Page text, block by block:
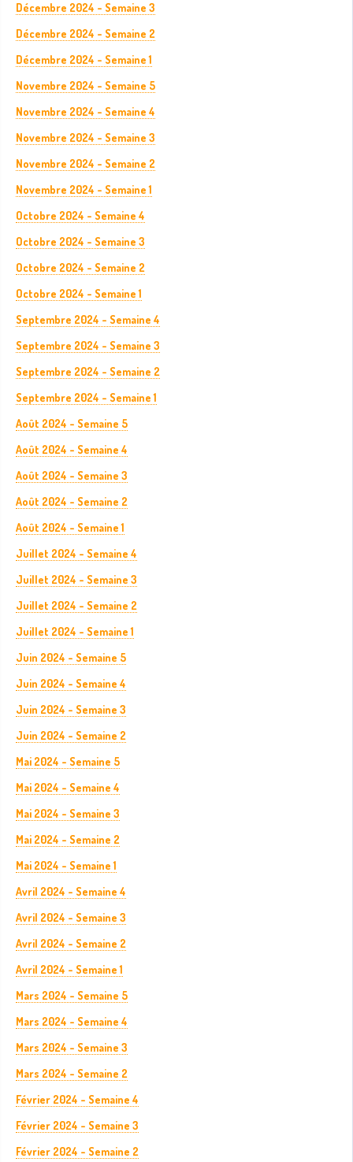
Décembre 2024 - Semaine 3
Décembre 2024 - Semaine 2
Décembre 2024 - Semaine 1
Novembre 2024 - Semaine 5
Novembre 2024 - Semaine 4
Novembre 2024 - Semaine 3
Novembre 2024 - Semaine 2
Novembre 2024 - Semaine 1
Octobre 2024 - Semaine 4
Octobre 2024 - Semaine 3
Octobre 2024 - Semaine 2
Octobre 2024 - Semaine 1
Septembre 2024 - Semaine 4
Septembre 2024 - Semaine 3
Septembre 2024 - Semaine 2
Septembre 2024 - Semaine 1
Août 2024 - Semaine 5
Août 2024 - Semaine 4
Août 2024 - Semaine 3
Août 2024 - Semaine 2
Août 2024 - Semaine 1
Juillet 2024 - Semaine 4
Juillet 2024 - Semaine 3
Juillet 2024 - Semaine 2
Juillet 2024 - Semaine 1
Juin 2024 - Semaine 5
Juin 2024 - Semaine 4
Juin 2024 - Semaine 3
Juin 2024 - Semaine 2
Mai 2024 - Semaine 5
Mai 2024 - Semaine 4
Mai 2024 - Semaine 3
Mai 2024 - Semaine 2
Mai 2024 - Semaine 1
Avril 2024 - Semaine 4
Avril 2024 - Semaine 3
Avril 2024 - Semaine 2
Avril 2024 - Semaine 1
Mars 2024 - Semaine 5
Mars 2024 - Semaine 4
Mars 2024 - Semaine 3
Mars 2024 - Semaine 2
Février 2024 - Semaine 4
Février 2024 - Semaine 3
Février 2024 - Semaine 2